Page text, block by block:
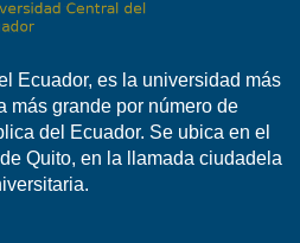
Ecuador, es la universidad más
más grande por número de
del Ecuador. Se ubica en el
Quito, en la llamada ciudadela